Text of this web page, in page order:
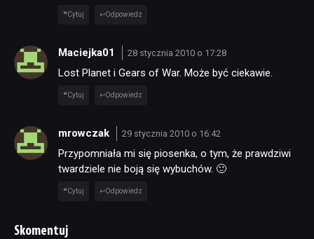
Cytuj Odpowiedz
Maciejka01 28 stycznia 2010 o 17:28
Lost Planet i Gears of War. Może być ciekawie.
Cytuj Odpowiedz
mrowczak 29 stycznia 2010 o 16:42
Przypomniała mi się piosenka, o tym, że prawdziwi
twardziele nie boją się wybuchów. 🙂
Cytuj Odpowiedz
Skomentuj